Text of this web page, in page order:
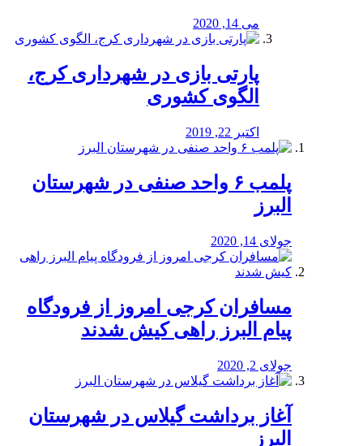
می 14, 2020
پارتی بازی در شهرداری کرج،
الگوی کشوری
اکتبر 22, 2019
پلمب ۶ واحد صنفی در شهرستان
البرز
جولای 14, 2020
مسافران کرجی امروز از فرودگاه
پیام البرز راهی کیش شدند
جولای 2, 2020
آغاز برداشت گیلاس در شهرستان
البرز